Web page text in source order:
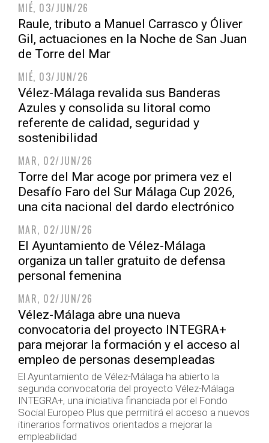
MIÉ, 03/JUN/26
Raule, tributo a Manuel Carrasco y Óliver
Gil, actuaciones en la Noche de San Juan
de Torre del Mar
MIÉ, 03/JUN/26
Vélez-Málaga revalida sus Banderas
Azules y consolida su litoral como
referente de calidad, seguridad y
sostenibilidad
MAR, 02/JUN/26
Torre del Mar acoge por primera vez el
Desafío Faro del Sur Málaga Cup 2026,
una cita nacional del dardo electrónico
MAR, 02/JUN/26
El Ayuntamiento de Vélez-Málaga
organiza un taller gratuito de defensa
personal femenina
MAR, 02/JUN/26
Vélez-Málaga abre una nueva
convocatoria del proyecto INTEGRA+
para mejorar la formación y el acceso al
empleo de personas desempleadas
El Ayuntamiento de Vélez-Málaga ha abierto la
segunda convocatoria del proyecto Vélez-Málaga
INTEGRA+, una iniciativa financiada por el Fondo
Social Europeo Plus que permitirá el acceso a nuevos
itinerarios formativos orientados a mejorar la
empleabilidad